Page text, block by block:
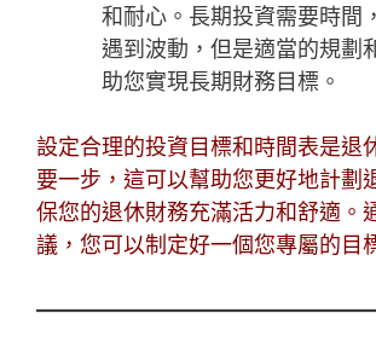
和耐心。長期投資需要時間
遇到波動，但是適當的規劃
助您實現長期財務目標。
設定合理的投資目標和時間表是退
要一步，這可以幫助您更好地計劃
保您的退休財務充滿活力和舒適。
議，您可以制定好一個您專屬的目